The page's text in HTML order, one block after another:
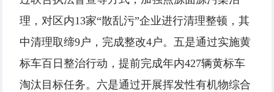
理，对区内13家“散乱污”企业进行清理整顿，其
中清理取缔9户，完成整改4户。五是通过实施黄
标车百日整治行动，提前完成年内427辆黄标车
淘汰目标任务。六是通过开展挥发性有机物综合